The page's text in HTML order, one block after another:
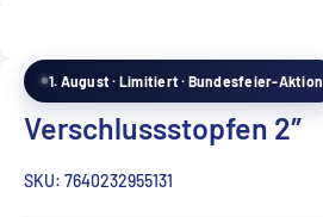
1. August · Limitiert · Bundesfeier-Aktion
Verschlussstopfen 2″
SKU: 7640232955131